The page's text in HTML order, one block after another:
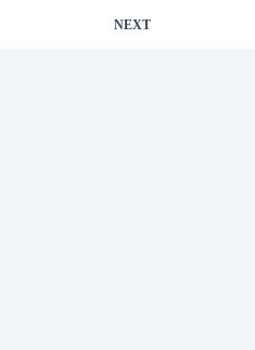
NEXT